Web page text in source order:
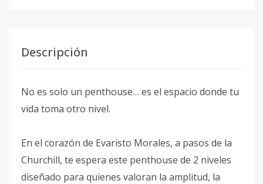
Descripción
No es solo un penthouse… es el espacio donde tu
vida toma otro nivel.
En el corazón de Evaristo Morales, a pasos de la
Churchill, te espera este penthouse de 2 niveles
diseñado para quienes valoran la amplitud, la